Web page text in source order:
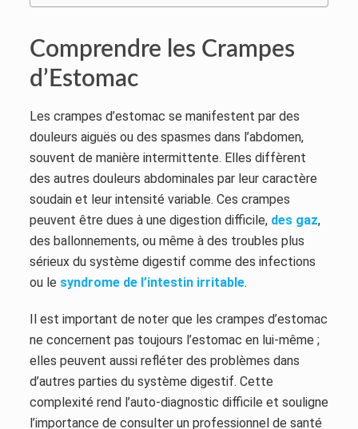
Comprendre les Crampes
d’Estomac
Les crampes d’estomac se manifestent par des
douleurs aiguës ou des spasmes dans l’abdomen,
souvent de manière intermittente. Elles diffèrent
des autres douleurs abdominales par leur caractère
soudain et leur intensité variable. Ces crampes
peuvent être dues à une digestion difficile, des gaz,
des ballonnements, ou même à des troubles plus
sérieux du système digestif comme des infections
ou le syndrome de l’intestin irritable.
Il est important de noter que les crampes d’estomac
ne concernent pas toujours l’estomac en lui-même ;
elles peuvent aussi refléter des problèmes dans
d’autres parties du système digestif. Cette
complexité rend l’auto-diagnostic difficile et souligne
l’importance de consulter un professionnel de santé